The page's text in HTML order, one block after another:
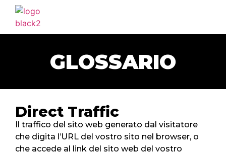
GLOSSARIO
Direct Traffic
Il traffico del sito web generato dal visitatore
che digita l’URL del vostro sito nel browser, o
che accede al link del sito web del vostro
HOME
SERVIZI
CLIENTI
BLOG
CONTATTI